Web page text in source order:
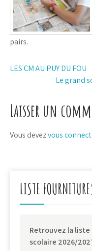
pairs.
Navigation
l’article
LES CM AU PUY DU FOU
Le grand
Laisser un
Vous devezvous
LISTE
Retrouvez la liste
scolaire 2026/